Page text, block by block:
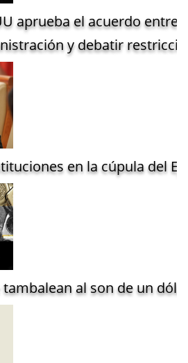
aprueba el acuerdo entre
y debatir
en la cúpula del
al son de un